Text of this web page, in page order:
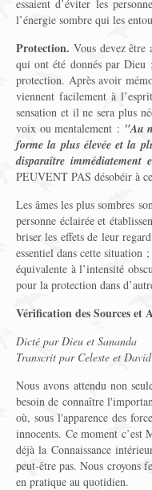
essaient d’éviter les
l’énergie sombre qui les
Protection. Vous devez être
qui ont été donnés par Dieu
protection. Après avoir
viennent facilement à
sensation et il ne sera plus
voix ou mentalement : "Au
forme la plus élevée et la
disparaître
PEUVENT PAS désobéir à
Les âmes les plus sombres
personne éclairée et
briser les effets de leur
essentiel dans cette situation
équivalente à l’intensité
pour la protection dans
Vérification des Sources et
Dicté par Dieu et Sananda
Transcrit par Celeste et David
Nous avons attendu non
besoin de connaître
où, sous l'apparence des
innocents. Ce moment
déjà la Connaissance
peut-être pas. Nous croyons
en pratique au quotidien.